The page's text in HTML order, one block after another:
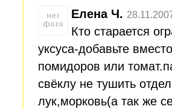
Елена Ч.
Кто старается
уксуса-добавьте
помидоров или
свёклу не тушить
лук,морковь(а так же